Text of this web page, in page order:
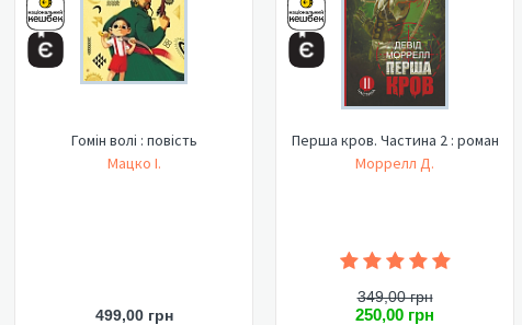
Гомін волі : повість
Мацко І.
499,00 грн
Перша кров. Частина 2 : роман
Моррелл Д.
349,00 грн
250,00 грн